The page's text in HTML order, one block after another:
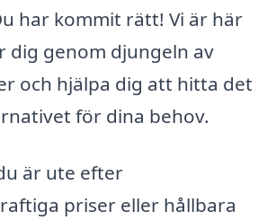
har kommit rätt! Vi är här
dig genom djungeln av
och hjälpa dig att hitta det
för dina behov.
är ute efter
priser eller hållbara